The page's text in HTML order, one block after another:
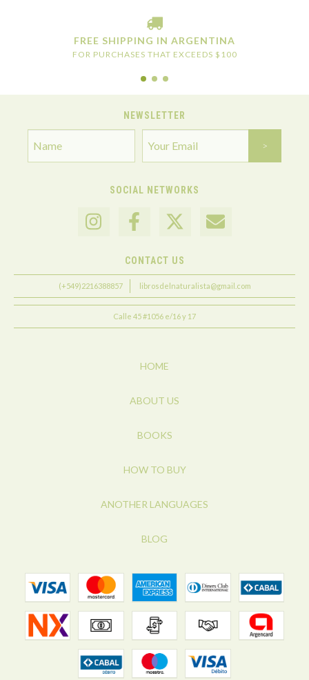
FREE SHIPPING IN ARGENTINA
FOR PURCHASES THAT EXCEEDS $100
NEWSLETTER
SOCIAL NETWORKS
CONTACT US
(+549)2216388857 librosdelnaturalista@gmail.com
Calle 45 #1056 e/16 y 17
HOME
ABOUT US
BOOKS
HOW TO BUY
ANOTHER LANGUAGES
BLOG